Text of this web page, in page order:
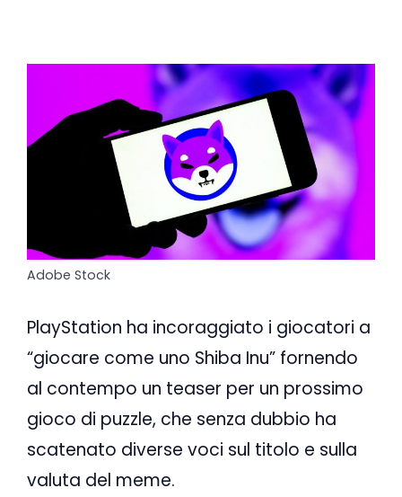
Adobe Stock
PlayStation ha incoraggiato i giocatori a
“giocare come uno Shiba Inu” fornendo
al contempo un teaser per un prossimo
gioco di puzzle, che senza dubbio ha
scatenato diverse voci sul titolo e sulla
valuta del meme.